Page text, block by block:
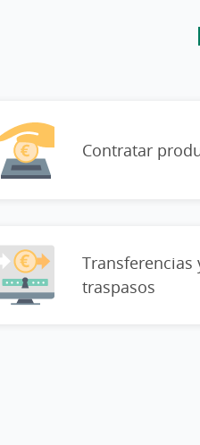
Contratar
Transferencias
traspasos